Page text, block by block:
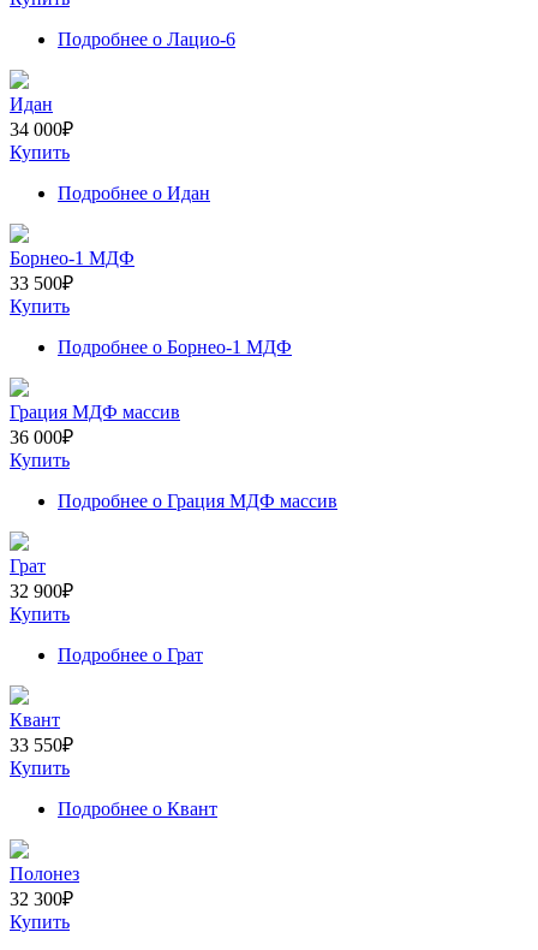
Подробнее о Лацио-6
Идан
34 000₽
Купить
Подробнее о Идан
Борнео-1 МДФ
33 500₽
Купить
Подробнее о Борнео-1 МДФ
Грация МДФ массив
36 000₽
Купить
Подробнее о Грация МДФ массив
Грат
32 900₽
Купить
Подробнее о Грат
Квант
33 550₽
Купить
Подробнее о Квант
Полонез
32 300₽
Купить